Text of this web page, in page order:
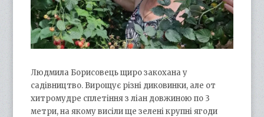
Людмила Борисовець щиро закохана у
садівництво. Вирощує різні диковинки, але от
хитромудре сплетіння з ліан довжиною по 3
метри, на якому висіли ще зелені крупні ягоди